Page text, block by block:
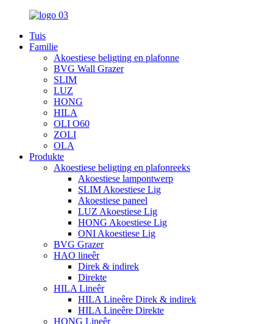
Tuis
Familie
Akoestiese beligting en plafonne
BVG Wall Grazer
SLIM
LUZ
HONG
HILA
OLI O60
ZOLI
OLA
Produkte
Akoestiese beligting en plafonreeks
Akoestiese lampontwerp
SLIM Akoestiese Lig
Akoestiese paneel
LUZ Akoestiese Lig
HONG Akoestiese Lig
ONI Akoestiese Lig
BVG Grazer
HAO lineêr
Direk & indirek
Direkte
HILA Lineêr
HILA Lineêre Direk & indirek
HILA Lineêre Direkte
HONG Lineêr